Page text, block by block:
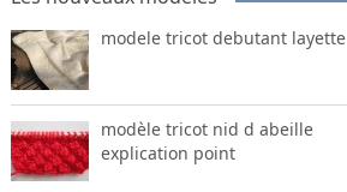
modele tricot debutant layette
modèle tricot nid d abeille
explication point